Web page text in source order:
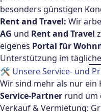
besonders günstigen
Rent and Travel: Wir
AG und Rent and Travel
eigenes Portal für
Unterstützung im
🛠️ Unsere Service- und
Wir sind mehr als nur ein
Service-Partner rund um
Verkauf & Vermietung: